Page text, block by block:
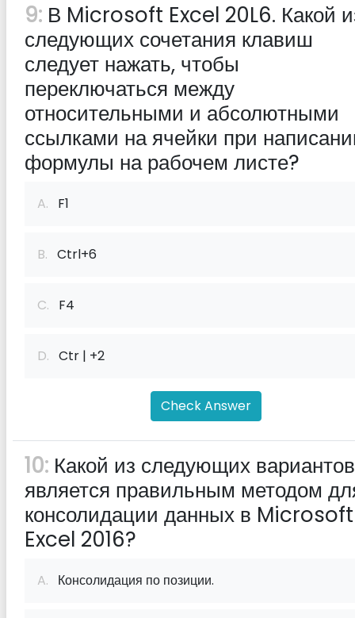
9: В Microsoft Excel 20L6. Какой
следующих сочетания клавиш
следует нажать, чтобы
переключаться между
относительными и абсолютными
ссылками на ячейки при
формулы на рабочем листе?
A. F1
B. Ctrl+6
C. F4
D. Ctr | +2
Check Answer
10: Какой из следующих
является правильным методом
консолидации данных в Microsoft
Excel 2016?
A. Консолидация по позиции.